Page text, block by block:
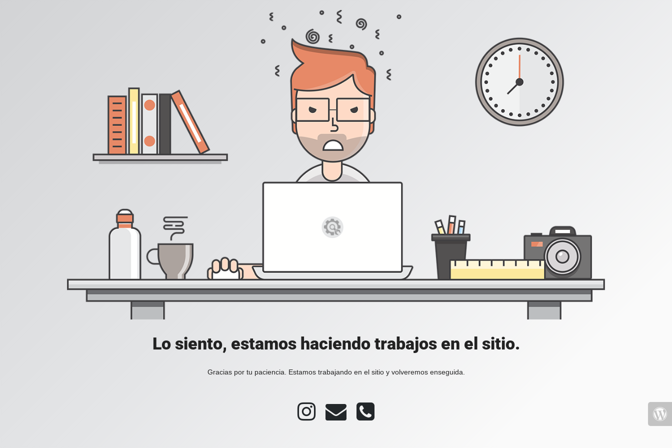
Lo siento, estamos haciendo trabajos en el sitio.
Gracias por tu paciencia. Estamos trabajando en el sitio y volveremos enseguida.